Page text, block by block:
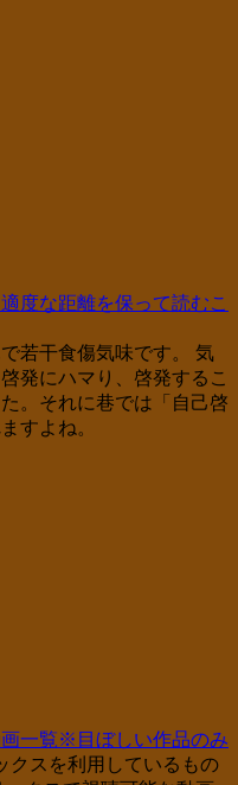
度な距離を保って読むこ
若干食傷気味です。 気
発にハマり、啓発するこ
。それに巷では「自己啓
すよね。
一覧※目ぼしい作品のみ
クスを利用しているもの